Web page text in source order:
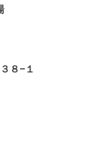
８−１